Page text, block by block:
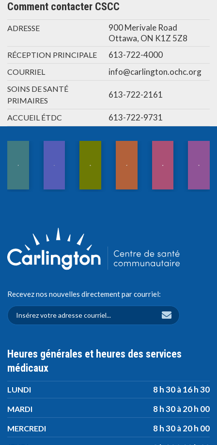
Comment contacter CSCC
ADRESSE
900 Merivale Road
Ottawa, ON K1Z 5Z8
RÉCEPTION PRINCIPALE 613-722-4000
COURRIEL info@carlington.ochc.org
SOINS DE SANTÉ
PRIMAIRES
613-722-2161
ACCUEIL ÉTDC 613-722-9731
Recevez nos nouvelles directement par courriel:
Heures générales et heures des services
médicaux
LUNDI 8 h 30 à 16 h 30
MARDI 8 h 30 à 20 h 00
MERCREDI 8 h 30 à 20 h 00